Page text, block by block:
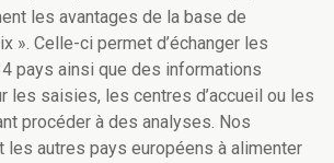
les avantages de la base de
». Celle-ci permet d’échanger les
pays ainsi que des informations
les saisies, les centres d’accueil ou les
procéder à des analyses. Nos
les autres pays européens à alimenter